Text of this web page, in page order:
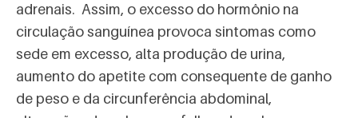
adrenais. Assim, o excesso do hormônio na
circulação sanguínea provoca sintomas como
sede em excesso, alta produção de urina,
aumento do apetite com consequente de ganho
de peso e da circunferência abdominal,